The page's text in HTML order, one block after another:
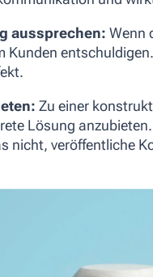
aussprechen: Wenn
Kunden
Zu einer
Lösung
nicht, veröffentliche